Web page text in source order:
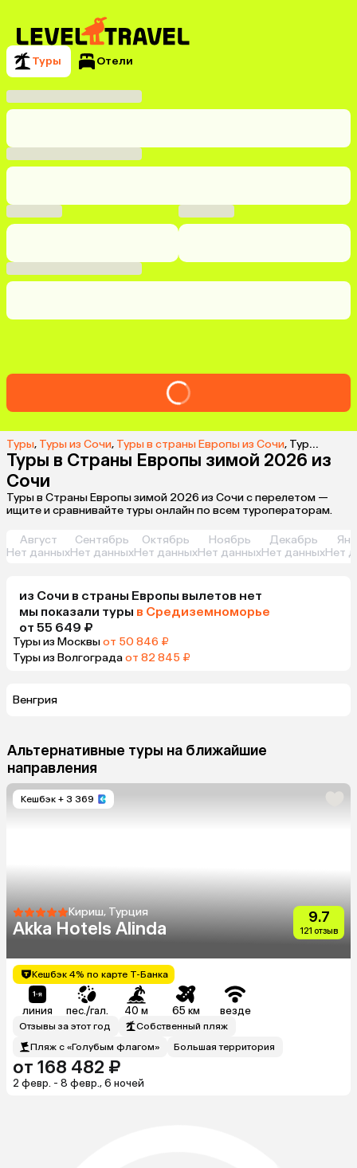
Туры Отели
Туры, Туры из Сочи, Туры в cтраны Европы из Сочи, Туры в Страны Европы зимой 2026 из Сочи
Туры в Страны Европы зимой 2026 из
Сочи
Туры в Страны Европы зимой 2026 из Сочи с перелетом —
ищите и сравнивайте туры онлайн по всем туроператорам.
Август
Нет данных
Сентябрь
Нет данных
Октябрь
Нет данных
Ноябрь
Нет данных
Декабрь
Нет данныхНет
из Сочи в cтраны Европы вылетов нет
мы показали туры в Средиземноморье
от 55 649 ₽
Туры из Москвыот 50 846 ₽
Туры из Волгоградаот 82 845 ₽
Венгрия
Альтернативные туры на ближайшие
направления
Кешбэк + 3 369
Кириш, Турция
Akka Hotels Alinda
9.7
121 отзыв
Кешбэк 4% по карте Т-Банка
линия пес./гал. 40 м 65 км везде
Отзывы за этот год
Собственный пляж
Пляж с «Голубым флагом»
Большая территория
от 168 482 ₽
2 февр. - 8 февр., 6 ночей